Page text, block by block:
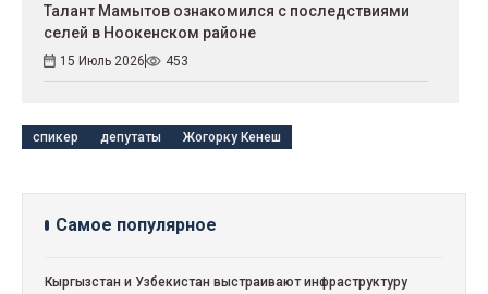
Талант Мамытов ознакомился с последствиями
селей в Ноокенском районе
15 Июль 2026 453
спикер депутаты Жогорку Кенеш
Самое популярное
Кыргызстан и Узбекистан выстраивают инфраструктуру